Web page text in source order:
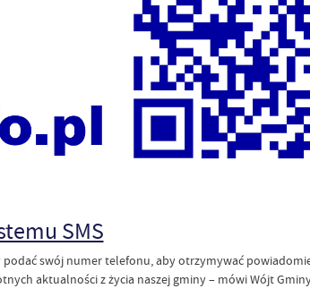
SMS
podać swój numer telefonu, aby otrzymywać
aktualności z życia naszej gminy – mówi Wójt